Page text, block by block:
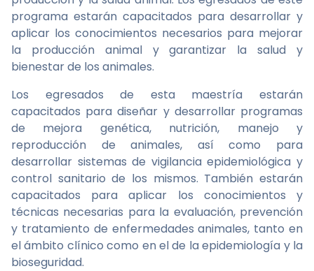
programa estarán capacitados para desarrollar y
aplicar los conocimientos necesarios para mejorar
la producción animal y garantizar la salud y
bienestar de los animales.
Los egresados de esta maestría estarán
capacitados para diseñar y desarrollar programas
de mejora genética, nutrición, manejo y
reproducción de animales, así como para
desarrollar sistemas de vigilancia epidemiológica y
control sanitario de los mismos. También estarán
capacitados para aplicar los conocimientos y
técnicas necesarias para la evaluación, prevención
y tratamiento de enfermedades animales, tanto en
el ámbito clínico como en el de la epidemiología y la
bioseguridad.